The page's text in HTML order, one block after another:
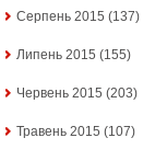
Серпень 2015 (137)
Липень 2015 (155)
Червень 2015 (203)
Травень 2015 (107)